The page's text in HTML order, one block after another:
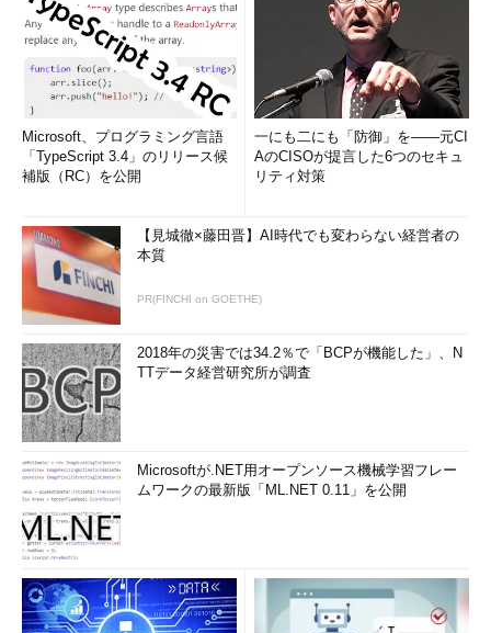
Microsoft、プログラミング言語
「TypeScript 3.4」のリリース候
補版（RC）を公開
一にも二にも「防御」を――元CI
AのCISOが提言した6つのセキュ
リティ対策
【見城徹×藤田晋】AI時代でも変わらない経営者の
本質
PR(FINCHI on GOETHE)
2018年の災害では34.2％で「BCPが機能した」、N
TTデータ経営研究所が調査
Microsoftが.NET用オープンソース機械学習フレー
ムワークの最新版「ML.NET 0.11」を公開